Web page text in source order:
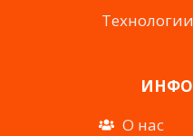
Технологии
О нас